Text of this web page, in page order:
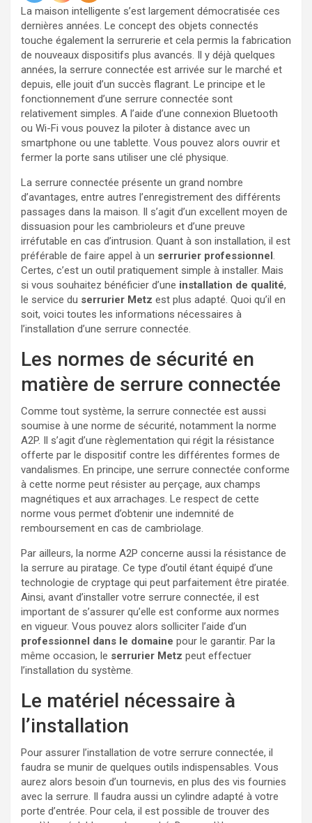
La maison intelligente s’est largement démocratisée ces
dernières années. Le concept des objets connectés
touche également la serrurerie et cela permis la fabrication
de nouveaux dispositifs plus avancés. Il y déjà quelques
années, la serrure connectée est arrivée sur le marché et
depuis, elle jouit d’un succès flagrant. Le principe et le
fonctionnement d’une serrure connectée sont
relativement simples. A l’aide d’une connexion Bluetooth
ou Wi-Fi vous pouvez la piloter à distance avec un
smartphone ou une tablette. Vous pouvez alors ouvrir et
fermer la porte sans utiliser une clé physique.
La serrure connectée présente un grand nombre
d’avantages, entre autres l’enregistrement des différents
passages dans la maison. Il s’agit d’un excellent moyen de
dissuasion pour les cambrioleurs et d’une preuve
irréfutable en cas d’intrusion. Quant à son installation, il est
préférable de faire appel à un serrurier professionnel.
Certes, c’est un outil pratiquement simple à installer. Mais
si vous souhaitez bénéficier d’une installation de qualité,
le service du serrurier Metz est plus adapté. Quoi qu’il en
soit, voici toutes les informations nécessaires à
l’installation d’une serrure connectée.
Les normes de sécurité en
matière de serrure connectée
Comme tout système, la serrure connectée est aussi
soumise à une norme de sécurité, notamment la norme
A2P. Il s’agit d’une règlementation qui régit la résistance
offerte par le dispositif contre les différentes formes de
vandalismes. En principe, une serrure connectée conforme
à cette norme peut résister au perçage, aux champs
magnétiques et aux arrachages. Le respect de cette
norme vous permet d’obtenir une indemnité de
remboursement en cas de cambriolage.
Par ailleurs, la norme A2P concerne aussi la résistance de
la serrure au piratage. Ce type d’outil étant équipé d’une
technologie de cryptage qui peut parfaitement être piratée.
Ainsi, avant d’installer votre serrure connectée, il est
important de s’assurer qu’elle est conforme aux normes
en vigueur. Vous pouvez alors solliciter l’aide d’un
professionnel dans le domaine pour le garantir. Par la
même occasion, le serrurier Metz peut effectuer
l’installation du système.
Le matériel nécessaire à
l’installation
Pour assurer l’installation de votre serrure connectée, il
faudra se munir de quelques outils indispensables. Vous
aurez alors besoin d’un tournevis, en plus des vis fournies
avec la serrure. Il faudra aussi un cylindre adapté à votre
porte d’entrée. Pour cela, il est possible de trouver des